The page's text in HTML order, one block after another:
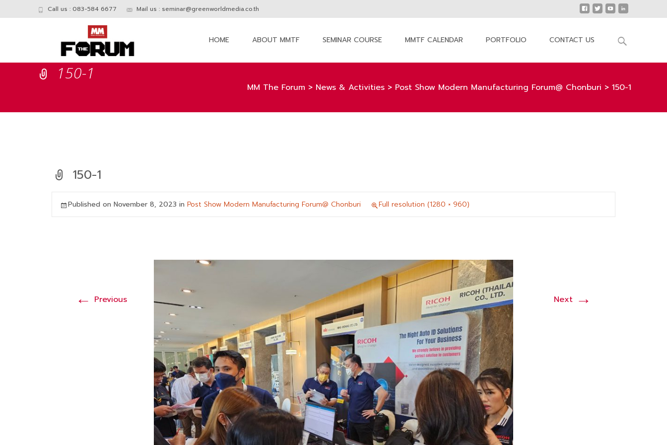
Call us : 083-584 6677 Mail us : seminar@greenworldmedia.co.th
HOME ABOUT MMTF SEMINAR COURSE MMTF CALENDAR PORTFOLIO CONTACT US
Search
150-1
MM The Forum > News & Activities > Post Show Modern Manufacturing Forum@ Chonburi > 150-1
150-1
Published on November 8, 2023 in Post Show Modern Manufacturing Forum@ Chonburi Full resolution (1280 × 960)
← Previous Next →